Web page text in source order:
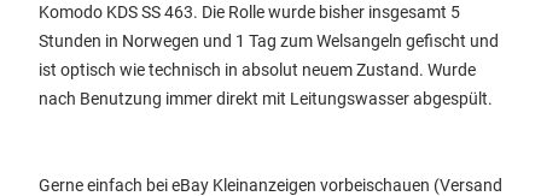
Komodo KDS SS 463. Die Rolle wurde bisher insgesamt 5
Stunden in Norwegen und 1 Tag zum Welsangeln gefischt und
ist optisch wie technisch in absolut neuem Zustand. Wurde
nach Benutzung immer direkt mit Leitungswasser abgespült.
Gerne einfach bei eBay Kleinanzeigen vorbeischauen (Versand